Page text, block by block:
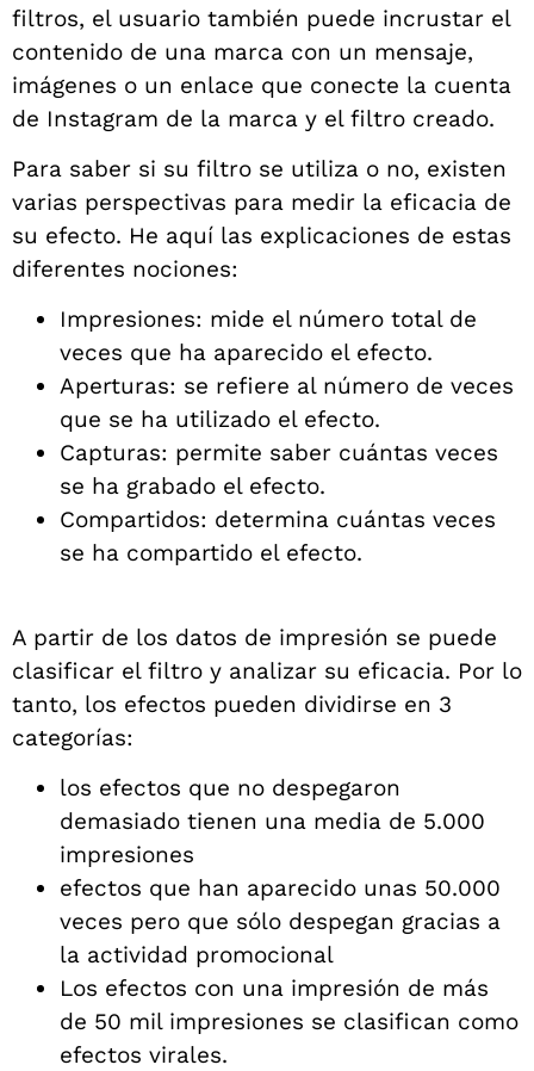
filtros, el usuario también puede incrustar el
contenido de una marca con un mensaje,
imágenes o un enlace que conecte la cuenta
de Instagram de la marca y el filtro creado.
Para saber si su filtro se utiliza o no, existen
varias perspectivas para medir la eficacia de
su efecto. He aquí las explicaciones de estas
diferentes nociones:
Impresiones: mide el número total de
veces que ha aparecido el efecto.
Aperturas: se refiere al número de veces
que se ha utilizado el efecto.
Capturas: permite saber cuántas veces
se ha grabado el efecto.
Compartidos: determina cuántas veces
se ha compartido el efecto.
A partir de los datos de impresión se puede
clasificar el filtro y analizar su eficacia. Por lo
tanto, los efectos pueden dividirse en 3
categorías:
los efectos que no despegaron
demasiado tienen una media de 5.000
impresiones
efectos que han aparecido unas 50.000
veces pero que sólo despegan gracias a
la actividad promocional
Los efectos con una impresión de más
de 50 mil impresiones se clasifican como
efectos virales.